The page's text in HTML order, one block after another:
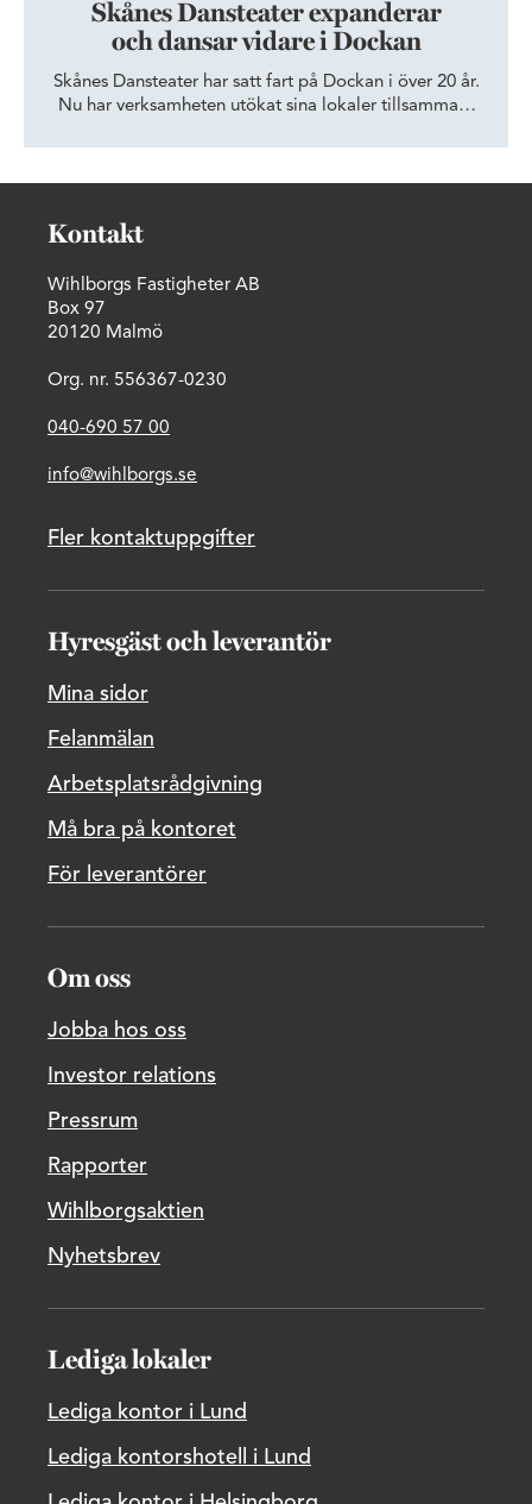
Skånes Dansteater expanderar
och dansar vidare i Dockan
Skånes Dansteater har satt fart på Dockan i över 20 år.
Nu har verksamheten utökat sina lokaler tillsammans
Kontakt
Wihlborgs Fastigheter AB
Box 97
20120 Malmö
Org. nr. 556367-0230
040-690 57 00
info@wihlborgs.se
Fler kontaktuppgifter
Hyresgäst och leverantör
Mina sidor
Felanmälan
Arbetsplatsrådgivning
Må bra på kontoret
För leverantörer
Om oss
Jobba hos oss
Investor relations
Pressrum
Rapporter
Wihlborgsaktien
Nyhetsbrev
Lediga lokaler
Lediga kontor i Lund
Lediga kontorshotell i Lund